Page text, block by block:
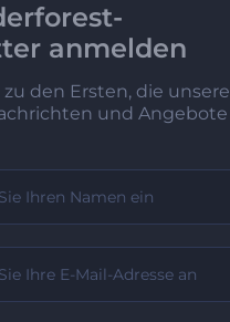
anmelden
zu den Ersten, die unsere
und Angebote